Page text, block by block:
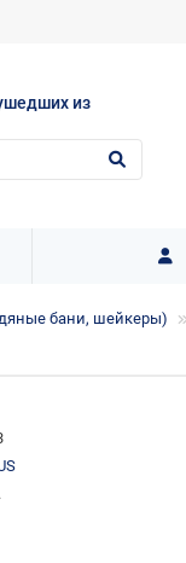
из
бани, шейкеры)